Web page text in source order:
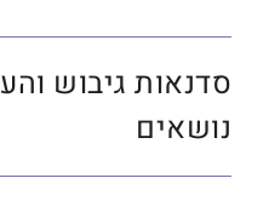
סדנאות גיבוש
נושאים